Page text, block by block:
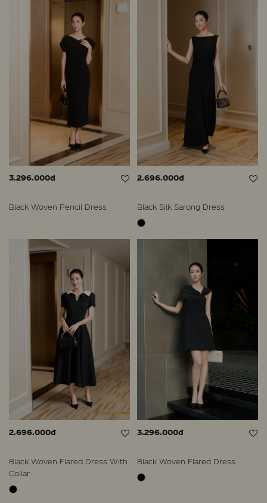
3.296.000đ
Black Woven Pencil Dress
2.696.000đ
Black Silk Sarong Dress
2.696.000đ
Black Woven Flared Dress With
Collar
3.296.000đ
Black Woven Flared Dress